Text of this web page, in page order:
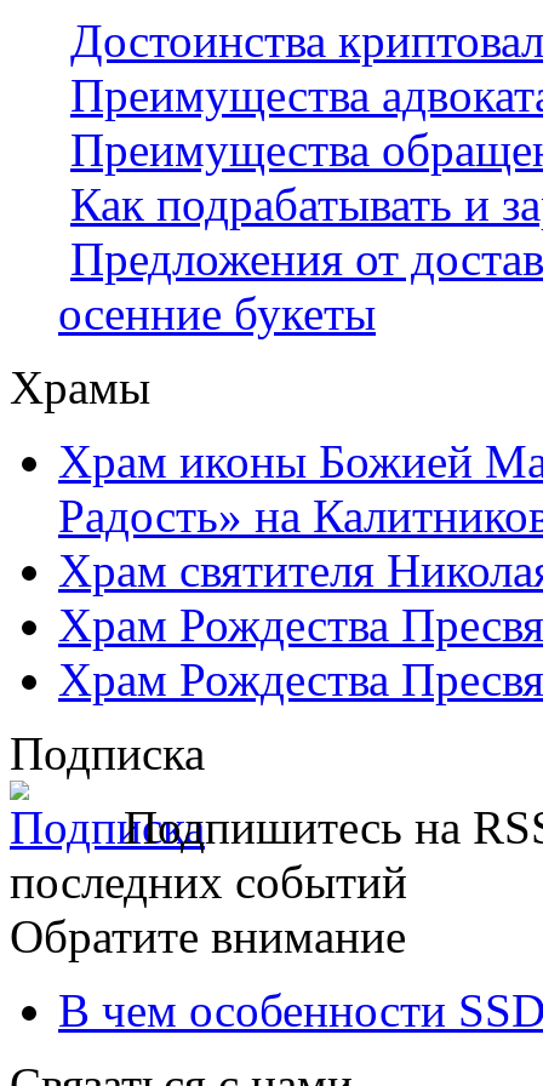
Достоинства
Преимущества
Преимущества
Как подрабатывать и
Предложения от
осенние букеты
Храмы
Храм иконы Божией
Радость» на
Храм святителя
Храм Рождества
Храм Рождества
Подписка
Подпишитесь на
последних событий
Обратите внимание
В чем особенности